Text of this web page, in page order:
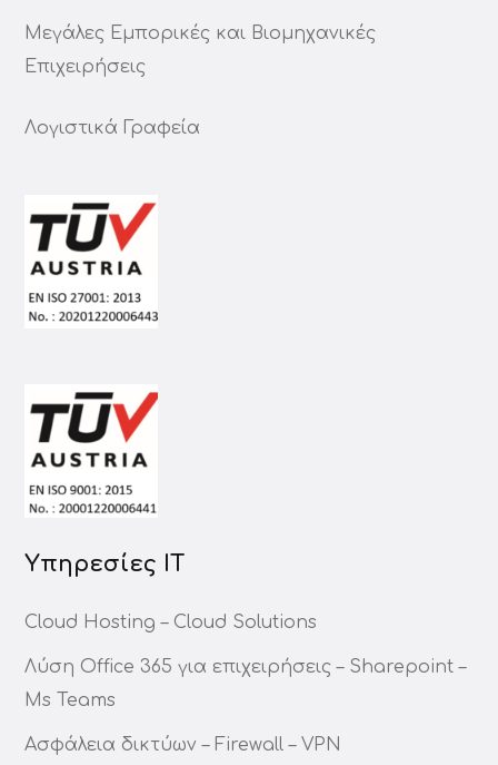
Μεγάλες Εμπορικές και Βιομηχανικές
Επιχειρήσεις
Λογιστικά Γραφεία
Υπηρεσίες ΙΤ
Cloud Hosting – Cloud Solutions
Λύση Office 365 για επιχειρήσεις – Sharepoint –
Ms Teams
Ασφάλεια δικτύων – Firewall – VPN